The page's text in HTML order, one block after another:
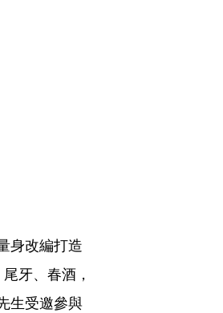
身改編打造
牙、春酒，
生受邀參與